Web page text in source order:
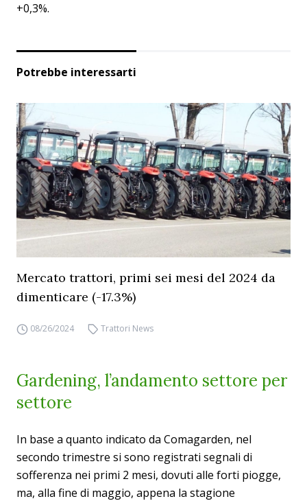
+0,3%.
Potrebbe interessarti
Mercato trattori, primi sei mesi del 2024 da
dimenticare (-17.3%)
08/26/2024 Trattori News
Gardening, l’andamento settore per
settore
In base a quanto indicato da Comagarden, nel
secondo trimestre si sono registrati segnali di
sofferenza nei primi 2 mesi, dovuti alle forti piogge,
ma, alla fine di maggio, appena la stagione